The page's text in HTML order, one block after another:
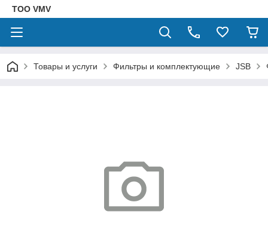
ТОО VMV
Товары и услуги Фильтры и комплектующие JSB